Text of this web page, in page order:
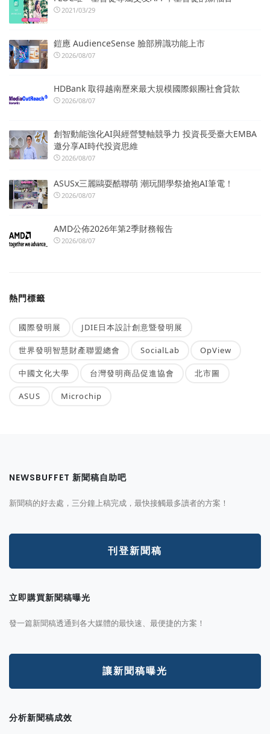
2021/03/29
鎧應 AudienceSense 臉部辨識功能上市
2026/08/07
HDBank 取得越南歷來最大規模國際銀團社會貸款
2026/08/07
創智動能強化AI與經營雙軸競爭力 投資長受臺大EMBA
邀分享AI時代投資思維
2026/08/07
ASUSx三麗鷗耍酷聯萌 潮玩開學祭搶抱AI筆電！
2026/08/07
AMD公佈2026年第2季財務報告
2026/08/07
熱門標籤
國際發明展 JDIE日本設計創意暨發明展
世界發明智慧財產聯盟總會 SocialLab OpView
中國文化大學 台灣發明商品促進協會 北市圖
ASUS Microchip
NEWSBUFFET 新聞稿自助吧
新聞稿的好去處，三分鐘上稿完成，最快接觸最多讀者的方案！
刊登新聞稿
立即購買新聞稿曝光
發一篇新聞稿透通到各大媒體的最快速、最便捷的方案！
讓新聞稿曝光
分析新聞稿成效